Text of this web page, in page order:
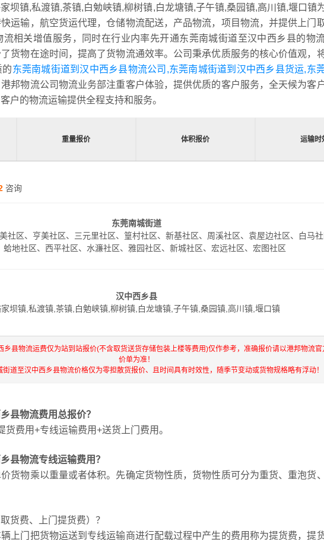
坝镇,私渡镇,茶镇,白勉峡镇,柳树镇,白龙塘镇,子午镇,桑园镇,高川镇,堰口镇
运输，航空货运代理，仓储物流配送，产品物流，项目物流，并提供上门
相关增值服务，同时在行业内率先开通东莞南城街道至汉中西乡县的物
货物在途时间，提高了货物流通效率。公司秉承优质服务的核心价值观，
的东莞南城街道到汉中西乡县物流公司,东莞南城街道到汉中西乡县货运,东
邦物流公司物流业务部注重客户体验，提供优质的客户服务，全天候为客
户的物流运输提供全程支持和服务。
重量报价 体积报价 运输时
咨询
东莞南城街道
社区、亨美社区、三元里社区、篁村社区、新基社区、周溪社区、袁屋边社区、白马
蛤地社区、西平社区、水濂社区、雅园社区、新城社区、宏远社区、宏图社区
汉中西乡县
坝镇,私渡镇,茶镇,白勉峡镇,柳树镇,白龙塘镇,子午镇,桑园镇,高川镇,堰口镇
乡县物流运费仅为站到站报价(不含取货送货存储包装上楼等费用)仅作参考，准确报价请以港邦物流官
价单为准！
街道至汉中西乡县物流价格仅为零担散货报价、且时间具有时效性，随季节变动或货物规格略有浮动！
县物流费用总报价？
费用+专线运输费用+送货上门费用。
县物流专线运输费用？
货物乘以重量或者体积。先确定货物性质，货物性质可分为重货、重泡货
货费、上门提货费）？
上门把货物运送到专线运输商进行配载过程中产生的费用称为提货费，提